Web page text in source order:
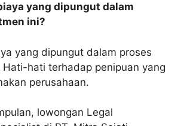
yang dipungut dalam
ini?
yang dipungut dalam proses
Hati-hati terhadap penipuan yang
perusahaan.
lowongan Legal